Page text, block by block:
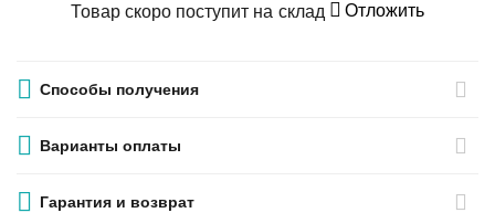
Товар скоро поступит на склад Отложить
Способы получения
Варианты оплаты
Гарантия и возврат